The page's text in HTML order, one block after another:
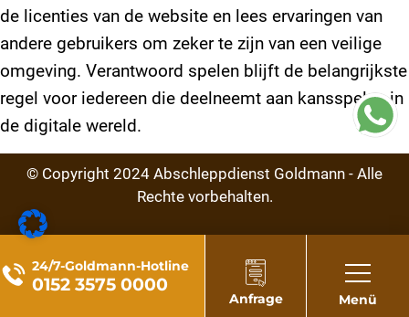
de licenties van de website en lees ervaringen van
andere gebruikers om zeker te zijn van een veilige
omgeving. Verantwoord spelen blijft de belangrijkste
regel voor iedereen die deelneemt aan kansspelen in
de digitale wereld.
© Copyright 2024 Abschleppdienst Goldmann - Alle
Rechte vorbehalten.
24/7-Goldmann-Hotline
0152 3575 0000
Anfrage Menü